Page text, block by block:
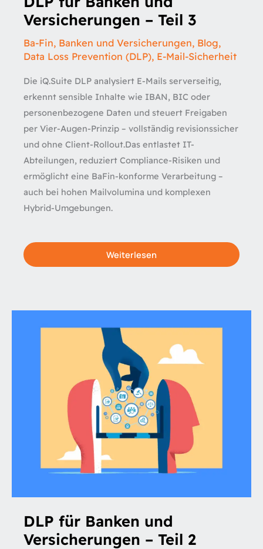
Versicherungen – Teil 3
Ba-Fin, Banken und Versicherungen, Blog,
Data Loss Prevention (DLP), E-Mail-Sicherheit
Die iQ.Suite DLP analysiert E-Mails serverseitig,
erkennt sensible Inhalte wie IBAN, BIC oder
personenbezogene Daten und steuert Freigaben
per Vier-Augen-Prinzip – vollständig revisionssicher
und ohne Client-Rollout.Das entlastet IT-
Abteilungen, reduziert Compliance-Risiken und
ermöglicht eine BaFin-konforme Verarbeitung –
auch bei hohen Mailvolumina und komplexen
Hybrid-Umgebungen.
Weiterlesen
DLP für Banken und
Versicherungen – Teil 2
für
und
Versicherungen